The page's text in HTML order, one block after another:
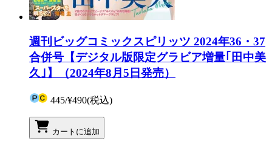
週刊ビッグコミックスピリッツ 2024年36・37
合併号【デジタル版限定グラビア増量｢田中美
久｣】（2024年8月5日発売）
445/¥490(税込)
カートに追加